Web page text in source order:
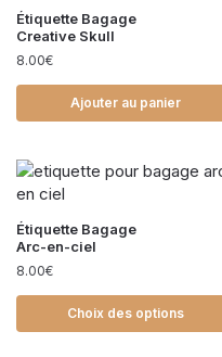
Étiquette Bagage
Creative Skull
8.00€
Ajouter au panier
Étiquette Bagage
Arc-en-ciel
8.00€
Choix des options